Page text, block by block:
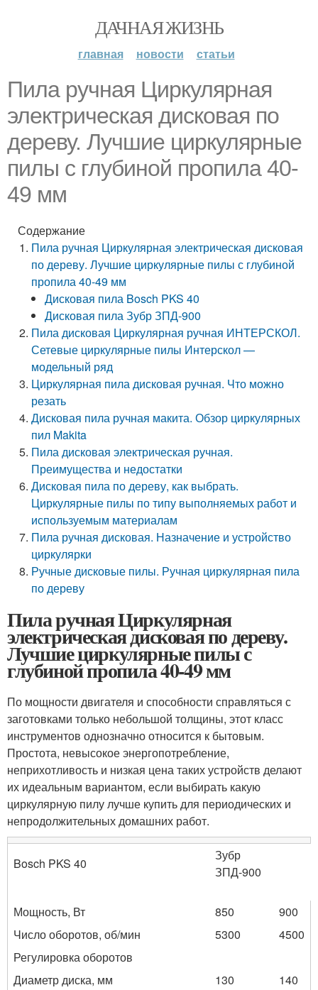
ДАЧНАЯ ЖИЗНЬ
главная новости статьи
Пила ручная Циркулярная
электрическая дисковая по
дереву. Лучшие циркулярные
пилы с глубиной пропила 40-
49 мм
Содержание
Пила ручная Циркулярная электрическая дисковая
по дереву. Лучшие циркулярные пилы с глубиной
пропила 40-49 мм
Дисковая пила Bosch PKS 40
Дисковая пила Зубр ЗПД-900
Пила дисковая Циркулярная ручная ИНТЕРСКОЛ.
Сетевые циркулярные пилы Интерскол —
модельный ряд
Циркулярная пила дисковая ручная. Что можно
резать
Дисковая пила ручная макита. Обзор циркулярных
пил Makita
Пила дисковая электрическая ручная.
Преимущества и недостатки
Дисковая пила по дереву, как выбрать.
Циркулярные пилы по типу выполняемых работ и
используемым материалам
Пила ручная дисковая. Назначение и устройство
циркулярки
Ручные дисковые пилы. Ручная циркулярная пила
по дереву
Пила ручная Циркулярная
электрическая дисковая по дереву.
Лучшие циркулярные пилы с
глубиной пропила 40-49 мм
По мощности двигателя и способности справляться с
заготовками только небольшой толщины, этот класс
инструментов однозначно относится к бытовым.
Простота, невысокое энергопотребление,
неприхотливость и низкая цена таких устройств делают
их идеальным вариантом, если выбирать какую
циркулярную пилу лучше купить для периодических и
непродолжительных домашних работ.
Bosch PKS 40
Зубр
ЗПД-900
Мощность, Вт 850
900
Число оборотов, об/мин
5300
4500
Регулировка оборотов
Диаметр диска, мм
130
140